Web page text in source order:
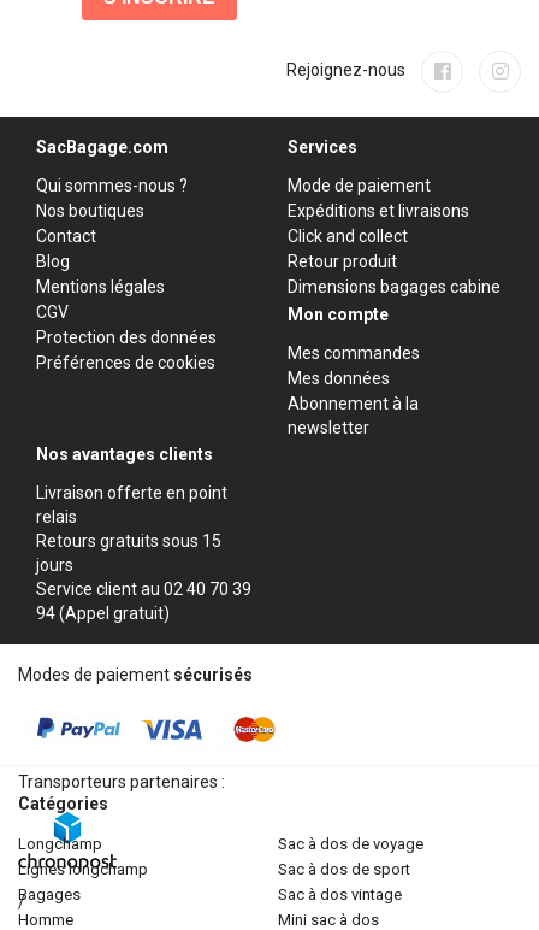
Rejoignez-nous
SacBagage.com
Qui sommes-nous ?
Nos boutiques
Contact
Blog
Mentions légales
CGV
Protection des données
Préférences de cookies
Services
Mode de paiement
Expéditions et livraisons
Click and collect
Retour produit
Dimensions bagages cabine
Mon compte
Mes commandes
Mes données
Abonnement à la
newsletter
Nos avantages clients
Livraison offerte en point
relais
Retours gratuits sous 15
jours
Service client au 02 40 70 39
94 (Appel gratuit)
Modes de paiement sécurisés
Transporteurs partenaires :
/
Catégories
longchamp
lignes longchamp
bagages
homme
sac à dos de voyage
sac à dos de sport
sac à dos vintage
mini sac à dos